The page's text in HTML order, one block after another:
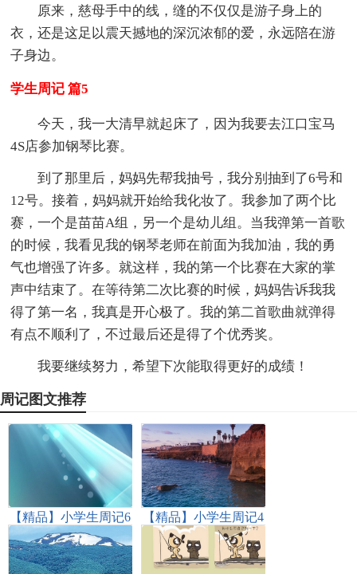
原来，慈母手中的线，缝的不仅仅是游子身上的
衣，还是这足以震天撼地的深沉浓郁的爱，永远陪在游
子身边。
学生周记 篇5
今天，我一大清早就起床了，因为我要去江口宝马
4S店参加钢琴比赛。
到了那里后，妈妈先帮我抽号，我分别抽到了6号和
12号。接着，妈妈就开始给我化妆了。我参加了两个比
赛，一个是苗苗A组，另一个是幼儿组。当我弹第一首歌
的时候，我看见我的钢琴老师在前面为我加油，我的勇
气也增强了许多。就这样，我的第一个比赛在大家的掌
声中结束了。在等待第二次比赛的时候，妈妈告诉我我
得了第一名，我真是开心极了。我的第二首歌曲就弹得
有点不顺利了，不过最后还是得了个优秀奖。
我要继续努力，希望下次能取得更好的成绩！
周记图文推荐
【精品】小学生周记6
篇
【精品】小学生周记4